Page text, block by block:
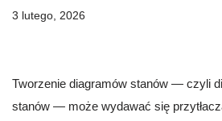
3 lutego, 2026
Tworzenie diagramów stanów — czyli
stanów — może wydawać się